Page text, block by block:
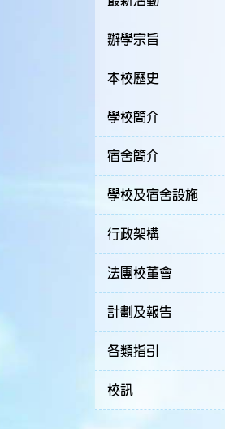
辦學宗旨
本校歷史
學校簡介
宿舍簡介
學校及宿舍設施
行政架構
法團校董會
計劃及報告
各類指引
校訊